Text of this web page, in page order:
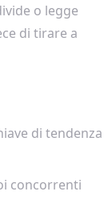
o legge
di tirare a
di tendenza
concorrenti